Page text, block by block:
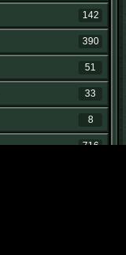
142
390
51
33
8
716